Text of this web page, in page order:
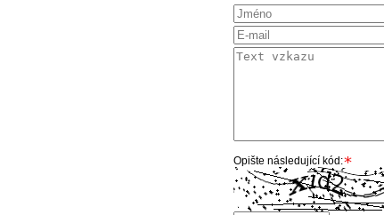
Opište následující kód: